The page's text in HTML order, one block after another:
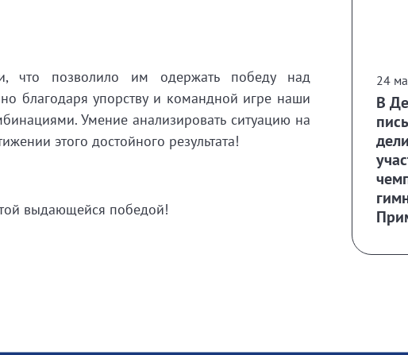
что позволило им одержать победу над
благодаря упорству и командной игре наши
Умение анализировать ситуацию на
этого достойного результата!
выдающейся победой!
24
В